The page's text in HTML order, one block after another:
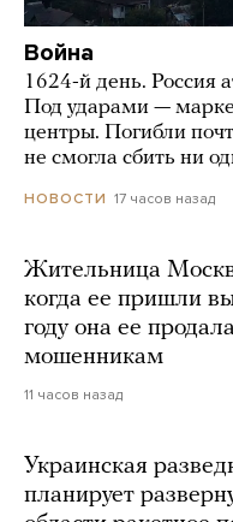
Война
1624-й день. Россия
Под ударами —
центры. Погибли
не смогла сбить ни
НОВОСТИ 17 часов назад
Жительница
когда ее пришли
году она ее
мошенникам
11 часов назад
Украинская
планирует